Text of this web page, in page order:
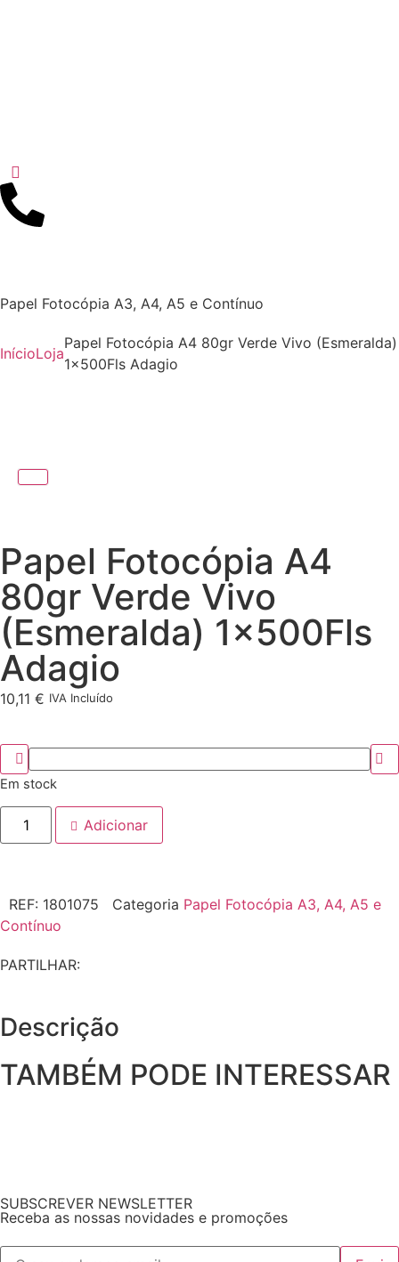
Papel Fotocópia A3, A4, A5 e Contínuo
InícioLoja
Papel Fotocópia A4 80gr Verde Vivo (Esmeralda)
1x500Fls Adagio
Papel Fotocópia A4
80gr Verde Vivo
(Esmeralda) 1x500Fls
Adagio
10,11 € IVA Incluído
Em stock
Adicionar
REF: 1801075 Categoria Papel Fotocópia A3, A4, A5 e
Contínuo
PARTILHAR:
Descrição
TAMBÉM PODE INTERESSAR
SUBSCREVER NEWSLETTER
Receba as nossas novidades e promoções